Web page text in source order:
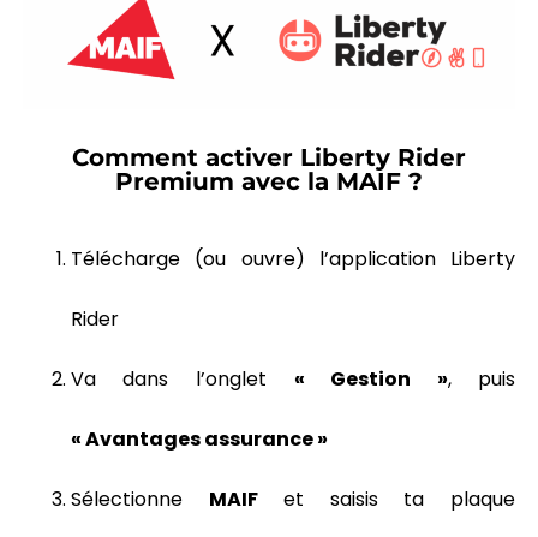
Comment activer Liberty Rider
Premium avec la MAIF ?
Télécharge (ou ouvre) l’application Liberty
Rider
Va dans l’onglet « Gestion », puis
« Avantages assurance »
Sélectionne MAIFet saisis ta plaque